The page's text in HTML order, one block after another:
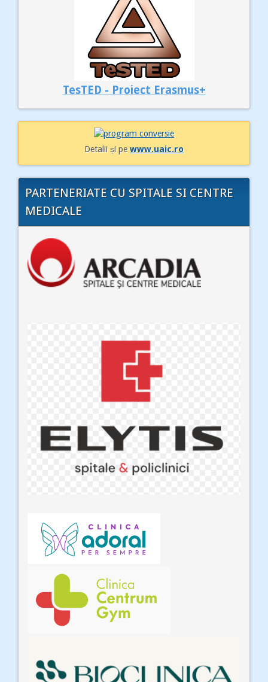
TesTED - Proiect Erasmus+
Detalii și pewww.uaic.ro
PARTENERIATE CU SPITALE SI CENTRE
MEDICALE